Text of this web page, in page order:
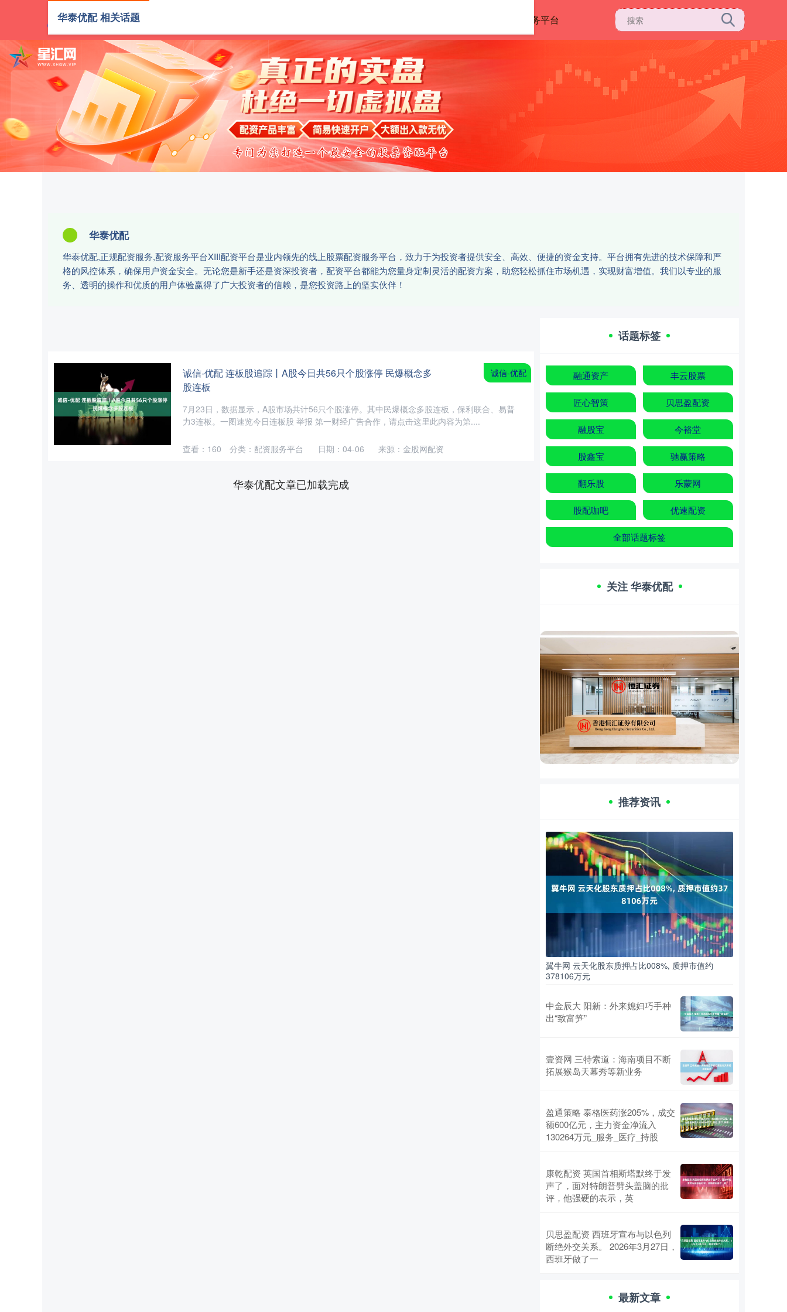
配资服务平台
华泰优配
华泰优配,正规配资服务,配资服务平台XIII‌配资平台是业内领先的线上股票配资服务平台，致力于为投资者提供安全、高效、便捷的资金支持。平台拥有先进的技术保障和严
格的风控体系，确保用户资金安全。无论您是新手还是资深投资者，配资平台都能为您量身定制灵活的配资方案，助您轻松抓住市场机遇，实现财富增值。我们以专业的服
务、透明的操作和优质的用户体验赢得了广大投资者的信赖，是您投资路上的坚实伙伴！
华泰优配 相关话题
诚信-优配 连板股追踪丨A股今日共56只个股涨停 民爆概念多
股连板
7月23日，数据显示，A股市场共计56只个股涨停。其中民爆概念多股连板，保利联合、易普
力3连板。一图速览今日连板股 举报 第一财经广告合作，请点击这里此内容为第....
诚信-优配
日期：04-06 来源：金股网配资
查看： 160 分类： 配资服务平台
华泰优配文章已加载完成
话题标签
融通资产 丰云股票
匠心智策 贝思盈配资
融股宝 今裕堂
股鑫宝 驰赢策略
翻乐股 乐蒙网
股配咖吧 优速配资
全部话题标签
关注 华泰优配
推荐资讯
翼牛网 云天化股东质押占比008%, 质押市值约
378106万元
中金辰大 阳新：外来媳妇巧手种
出“致富笋”
壹资网 三特索道：海南项目不断
拓展猴岛天幕秀等新业务
盈通策略 泰格医药涨205%，成交
额600亿元，主力资金净流入
130264万元_服务_医疗_持股
康乾配资 英国首相斯塔默终于发
声了，面对特朗普劈头盖脑的批
评，他强硬的表示，英
贝思盈配资 西班牙宣布与以色列
断绝外交关系。 2026年3月27日，
西班牙做了一
最新文章